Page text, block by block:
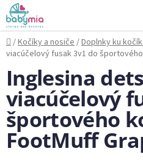
Prejsť
na
obsah
Domov
/Kočíky a nosiče/Doplnky ku
viacúčelový fusak 3v1 do
Inglesina
viacúčelový
športového
FootMuff